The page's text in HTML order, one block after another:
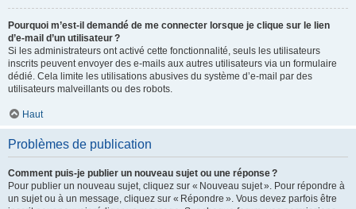
Pourquoi m’est-il demandé de me connecter lorsque je clique sur le lien
d’e-mail d’un utilisateur ?
Si les administrateurs ont activé cette fonctionnalité, seuls les utilisateurs
inscrits peuvent envoyer des e-mails aux autres utilisateurs via un formulaire
dédié. Cela limite les utilisations abusives du système d’e-mail par des
utilisateurs malveillants ou des robots.
Haut
Problèmes de publication
Comment puis-je publier un nouveau sujet ou une réponse ?
Pour publier un nouveau sujet, cliquez sur « Nouveau sujet ». Pour répondre à
un sujet ou à un message, cliquez sur « Répondre ». Vous devez parfois être